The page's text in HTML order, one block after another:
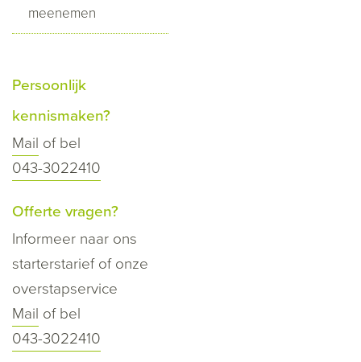
meenemen
Persoonlijk
kennismaken?
Mail of bel
043-3022410
Offerte vragen?
Informeer naar ons
starterstarief of onze
overstapservice
Mail of bel
043-3022410